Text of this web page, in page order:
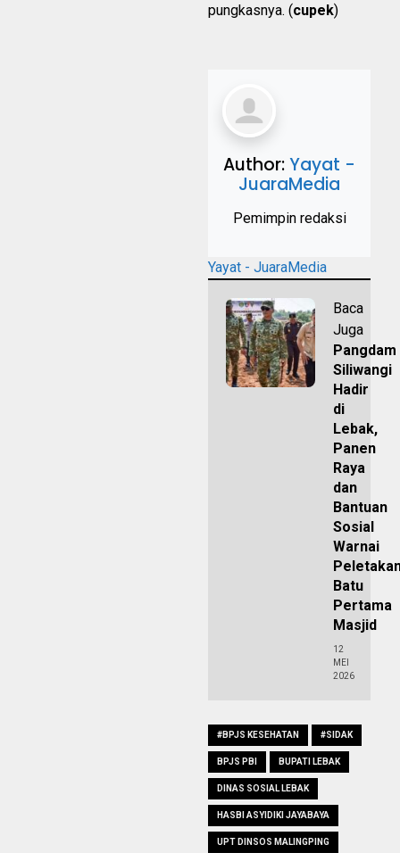
pungkasnya. (cupek)
Author:Yayat -
JuaraMedia
Pemimpin redaksi
Yayat - JuaraMedia
Baca
Juga
Pangdam
Siliwangi
Hadir
di
Lebak,
Panen
Raya
dan
Bantuan
Sosial
Warnai
Batu
Pertama
Masjid
12
MEI
2026
#BPJS KESEHATAN #SIDAK
BPJS PBI BUPATI LEBAK
DINAS SOSIAL LEBAK
HASBI ASYIDIKI JAYABAYA
UPT DINSOS MALINGPING